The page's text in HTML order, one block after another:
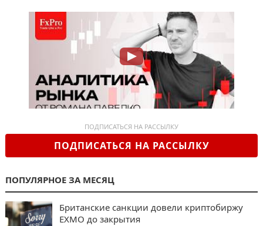
ПОДПИСАТЬСЯ НА РАССЫЛКУ
ПОДПИСАТЬСЯ НА РАССЫЛКУ
ПОПУЛЯРНОЕ ЗА МЕСЯЦ
Британские санкции довели криптобиржу
EXMO до закрытия